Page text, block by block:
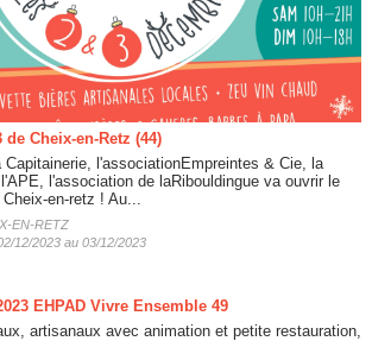
de Cheix-en-Retz (44)
Capitainerie, l'associationEmpreintes & Cie, la
l'association de laRibouldingue va ouvrir le
en-retz ! Au...
EN-RETZ
12/2023 au 03/12/2023
EHPAD Vivre Ensemble 49
artisanaux avec animation et petite restauration,